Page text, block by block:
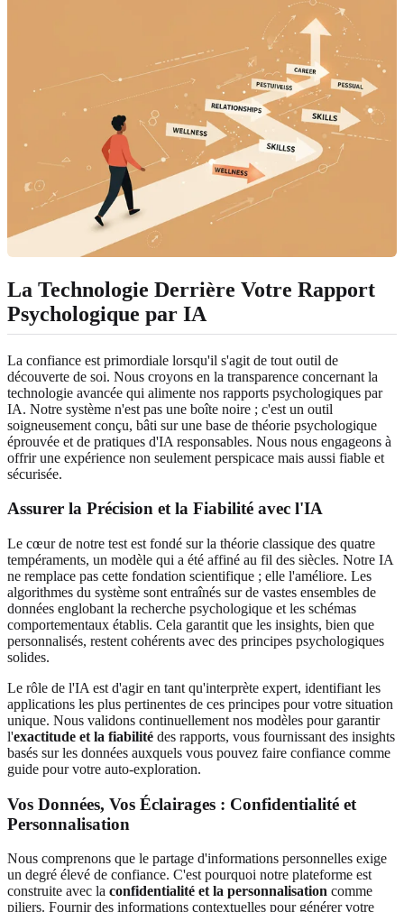
La Technologie Derrière Votre Rapport
Psychologique par IA
La confiance est primordiale lorsqu'il s'agit de tout outil de
découverte de soi. Nous croyons en la transparence concernant la
technologie avancée qui alimente nos rapports psychologiques par
IA. Notre système n'est pas une boîte noire ; c'est un outil
soigneusement conçu, bâti sur une base de théorie psychologique
éprouvée et de pratiques d'IA responsables. Nous nous engageons à
offrir une expérience non seulement perspicace mais aussi fiable et
sécurisée.
Assurer la Précision et la Fiabilité avec l'IA
Le cœur de notre test est fondé sur la théorie classique des quatre
tempéraments, un modèle qui a été affiné au fil des siècles. Notre IA
ne remplace pas cette fondation scientifique ; elle l'améliore. Les
algorithmes du système sont entraînés sur de vastes ensembles de
données englobant la recherche psychologique et les schémas
comportementaux établis. Cela garantit que les insights, bien que
personnalisés, restent cohérents avec des principes psychologiques
solides.
Le rôle de l'IA est d'agir en tant qu'interprète expert, identifiant les
applications les plus pertinentes de ces principes pour votre situation
unique. Nous validons continuellement nos modèles pour garantir
l'exactitude et la fiabilité des rapports, vous fournissant des insights
basés sur les données auxquels vous pouvez faire confiance comme
guide pour votre auto-exploration.
Vos Données, Vos Éclairages : Confidentialité et
Personnalisation
Nous comprenons que le partage d'informations personnelles exige
un degré élevé de confiance. C'est pourquoi notre plateforme est
construite avec la confidentialité et la personnalisation comme
piliers. Fournir des informations contextuelles pour générer votre